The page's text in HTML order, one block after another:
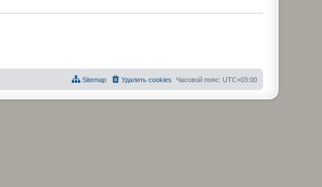
Часовой пояс: UTC+03:00
Удалить cookies
Sitemap